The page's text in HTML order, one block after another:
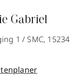
Gabriel
1 / SMC, 15234